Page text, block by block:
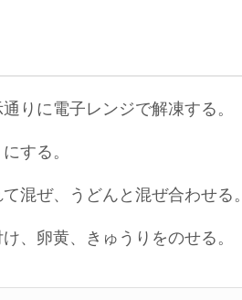
りに電子レンジで解凍する。
する。
混ぜ、うどんと混ぜ合わせる。
、卵黄、きゅうりをのせる。